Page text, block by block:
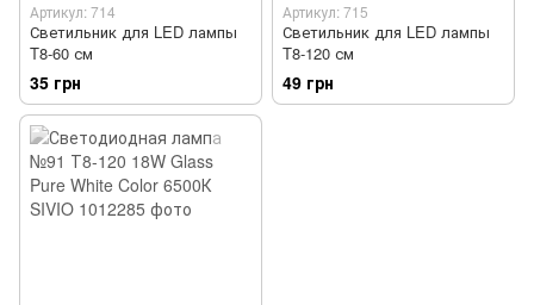
Артикул: 714
Светильник для LED лампы
T8-60 см
35 грн
Артикул: 715
Светильник для LED лампы
T8-120 см
49 грн